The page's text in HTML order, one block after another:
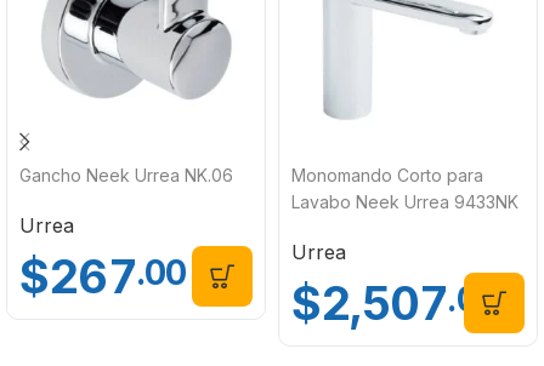
Gancho Neek Urrea NK.06
Urrea
$267.00
Monomando Corto para
Lavabo Neek Urrea 9433NK
Urrea
$2,507.00